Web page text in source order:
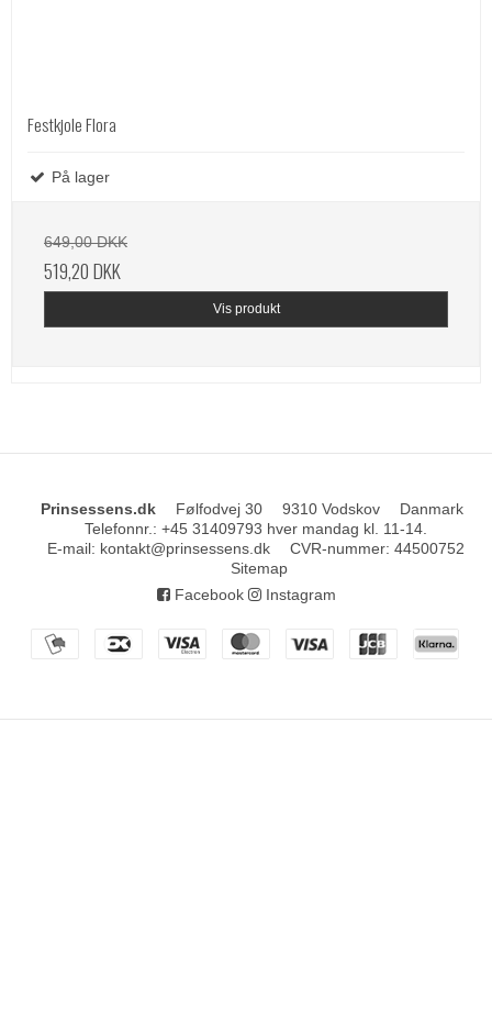
Festkjole Flora
På lager
649,00 DKK
519,20 DKK
Vis produkt
Prinsessens.dk Følfodvej 30 9310 Vodskov
Danmark
Telefonnr. : +45 31409793 hver mandag kl. 11-14.
E-mail: kontakt@prinsessens.dk CVR-nummer: 44500752
Sitemap
Facebook
Instagram